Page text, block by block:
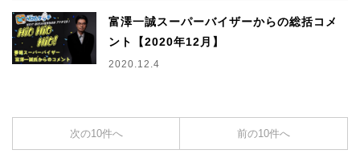
富澤一誠スーパーバイザーからの総括コメ
ント【2020年12月】
2020.12.4
次の10件へ 前の10件へ